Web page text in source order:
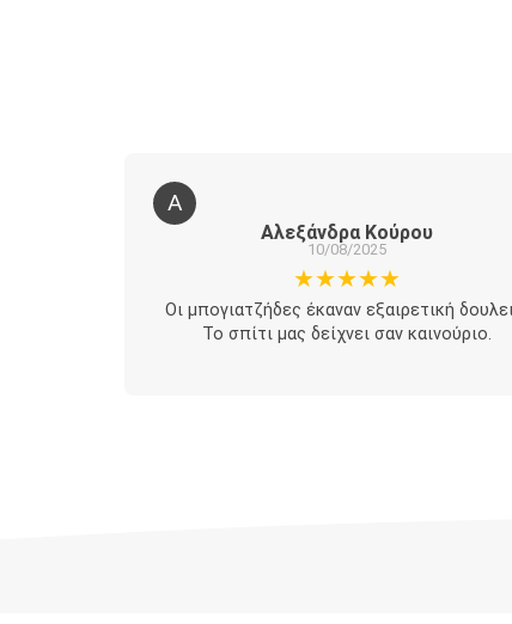
Α
Αλεξάνδρα Κούρου
10/08/2025
★★★★★
Οι μπογιατζήδες έκαναν εξαιρετική
Το σπίτι μας δείχνει σαν καινούριο.